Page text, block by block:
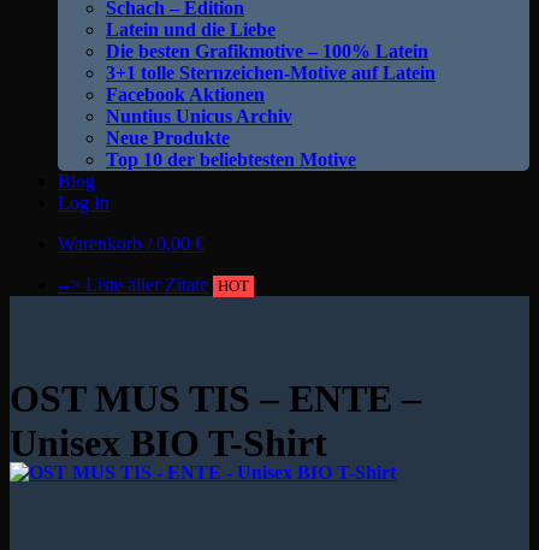
Schach – Edition
Latein und die Liebe
Die besten Grafikmotive – 100% Latein
3+1 tolle Sternzeichen-Motive auf Latein
Facebook Aktionen
Nuntius Unicus Archiv
Neue Produkte
Top 10 der beliebtesten Motive
Blog
Log In
Warenkorb /0,00 €
--> Liste aller Zitate HOT
OST MUS TIS – ENTE –
Unisex BIO T-Shirt